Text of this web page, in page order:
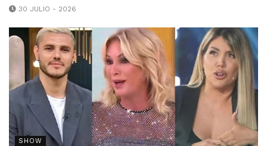
30 JULIO - 2026
SHOW